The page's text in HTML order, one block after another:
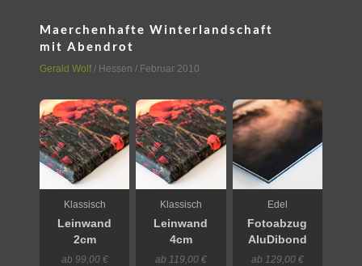
Maerchenhafte Winterlandschaft
mit Abendrot
Gerald Wolf / Hessen / Februar 2010
Klassisch
Leinwand
2cm
ab 99,00 €
Klassisch
Leinwand
4cm
ab 119,00 €
Edel
Fotoabzug
AluDibond
ab 129,00 €